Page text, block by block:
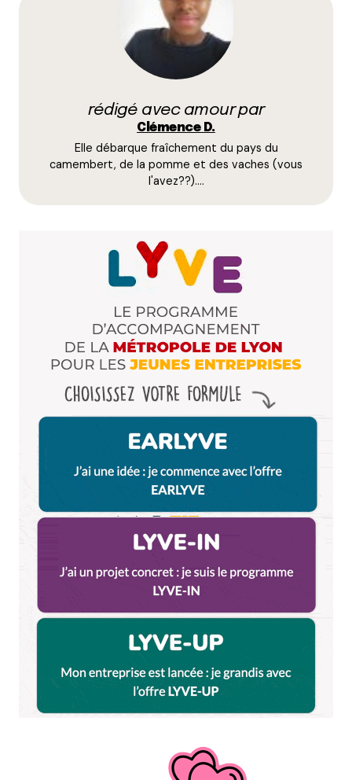
E-mail*
Enregistrer mon nom, mon e-mail et mon site dans le
Prévenez-moi de tous les nouveaux commentaires
Et bim !
rédigé avec amour par
Clémence D.
Elle débarque fraîchement du pays du
camembert, de la pomme et des vaches (vous
l'avez??).…